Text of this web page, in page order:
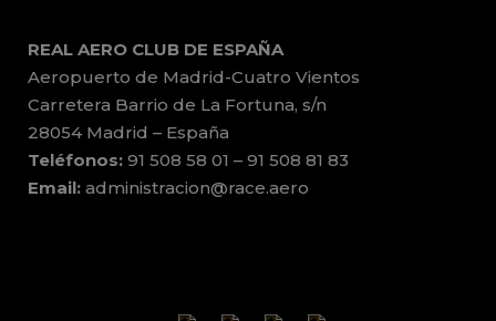
REAL AERO CLUB DE ESPAÑA
Aeropuerto de Madrid-Cuatro Vientos
Carretera Barrio de La Fortuna, s/n
28054 Madrid – España
Teléfonos: 91 508 58 01 – 91 508 81 83
Email: administracion@race.aero